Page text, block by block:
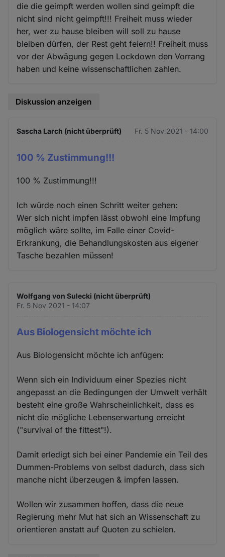
die die geimpft werden wollen sind geimpft die
nicht sind nicht geimpft!!! Freiheit muss wieder
her, wer zu hause bleiben will soll zu hause
bleiben dürfen, der Rest geht feiern!! Freiheit muss
vor der Abwägung gegen Lockdown den Vorrang
haben und keine wissenschaftlichen zahlen.
Diskussion anzeigen
Sascha Larch (nicht überprüft) Fr. 5 Nov 2021 - 14:00
100 % Zustimmung!!!
100 % Zustimmung!!!
Ich würde noch einen Schritt weiter gehen:
Wer sich nicht impfen lässt obwohl eine Impfung
möglich wäre sollte, im Falle einer Covid-
Erkrankung, die Behandlungskosten aus eigener
Tasche bezahlen müssen!
Wolfgang von Sulecki (nicht überprüft)
Fr. 5 Nov 2021 - 14:07
Aus Biologensicht möchte ich
Aus Biologensicht möchte ich anfügen:
Wenn sich ein Individuum einer Spezies nicht
angepasst an die Bedingungen der Umwelt verhält
besteht eine große Wahrscheinlichkeit, dass es
nicht die mögliche Lebenserwartung erreicht
("survival of the fittest"!).
Damit erledigt sich bei einer Pandemie ein Teil des
Dummen-Problems von selbst dadurch, dass sich
manche nicht überzeugen & impfen lassen.
Wollen wir zusammen hoffen, dass die neue
Regierung mehr Mut hat sich an Wissenschaft zu
orientieren anstatt auf Quoten zu schielen.